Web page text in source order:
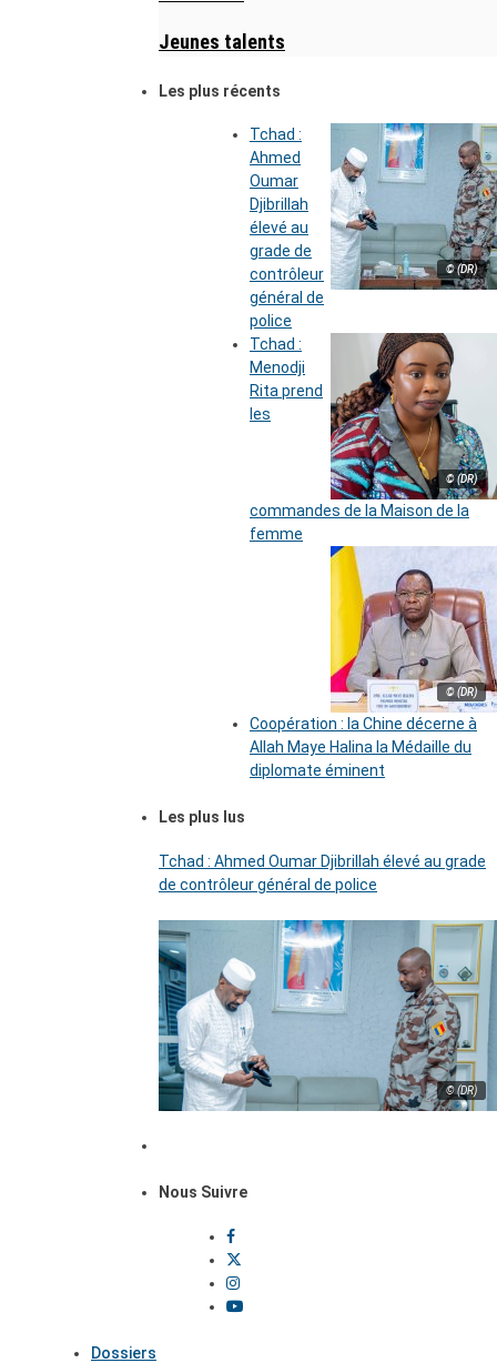
Jeunes talents
Les plus récents
© (DR)
Tchad :
Ahmed
Oumar
Djibrillah
élevé au
grade de
contrôleur
général de
police
© (DR)
Tchad :
Menodji
Rita prend
les
commandes de la Maison de la
femme
© (DR)
Coopération : la Chine décerne à
Allah Maye Halina la Médaille du
diplomate éminent
Les plus lus
Tchad : Ahmed Oumar Djibrillah élevé au grade
de contrôleur général de police
© (DR)
Nous Suivre
Dossiers